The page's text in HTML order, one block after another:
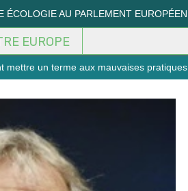
ÉCOLOGIE AU PARLEMENT EUROPÉEN
EUROPE
mettre un terme aux mauvaises pratiques